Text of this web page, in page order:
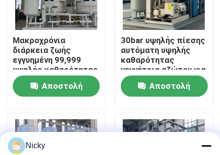
Επικοινωνήστε μαζί μας
Ειδήσεις
Ζητήστε μια προσφορά
Παραγωγοί αζώτου PSA
Γεννήτρια αζώτου υψηλής αγνότητας
Μακροχρόνια
διάρκεια ζωής
εγγυημένη 99,999
υψηλής καθαρότητας
γεννήτρια αζώτου
PSA
Αποστολή
30bar υψηλής πίεσης
αυτόματη υψηλής
καθαρότητας
γεννήτρια αζώτου για
το laser cutting
Αποστολή
Nicky